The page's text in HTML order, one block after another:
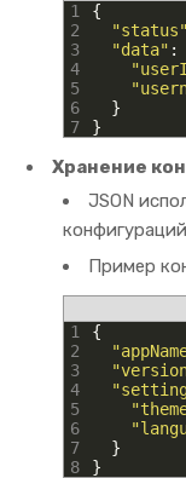
1
2
3
4
5
6
7
{
"status"
"data" :
}
}
Хранение
JSON
Пример
1
2
3
4
5
6
7
8
{
}
}